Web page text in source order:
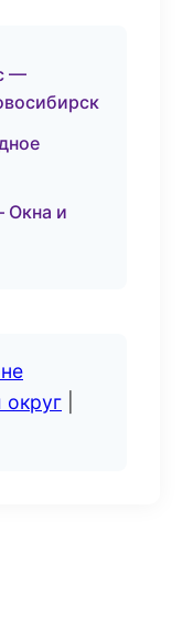
—
Окна и